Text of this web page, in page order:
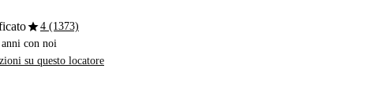
star4 (1373)
con noi
su questo locatore